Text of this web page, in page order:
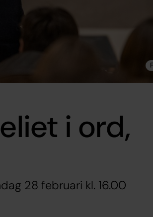
i ord,
28 februari kl. 16.00